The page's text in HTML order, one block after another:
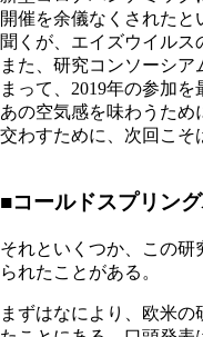
開催を余儀なくされたと
聞くが、エイズウイルス
また、研究コンソーシア
まって、2019年の参加
あの空気感を味わうため
交わすために、次回こそ
■コールドスプリン
それといくつか、この
られたことがある。
まずはなにより、欧米